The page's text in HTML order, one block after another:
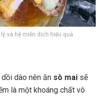
và hệ miễn dịch hiệu quả
dào nên ăn sò mai sẽ
là một khoáng chất vô